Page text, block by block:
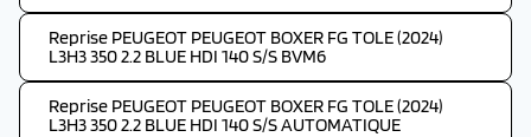
Reprise PEUGEOT PEUGEOT BOXER FG TOLE (2024)
L3H3 350 2.2 BLUE HDI 140 S/S BVM6
Reprise PEUGEOT PEUGEOT BOXER FG TOLE (2024)
L3H3 350 2.2 BLUE HDI 140 S/S AUTOMATIQUE